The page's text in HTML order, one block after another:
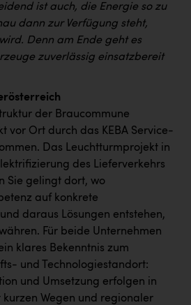
Energiehandel
ist auch, die Energie so zu
dann zur Verfügung steht,
Denn am Ende geht es
zuverlässig einsatzbereit
der Braucommune
vor Ort durch das KEBA Service-
Das Leuchtturmprojekt in
des Lieferverkehrs
Sie gelingt dort, wo
auf konkrete
daraus Lösungen entstehen,
Für beide Unternehmen
klares Bekenntnis zum
und Technologiestandort:
und Umsetzung erfolgen in
Wegen und regionaler